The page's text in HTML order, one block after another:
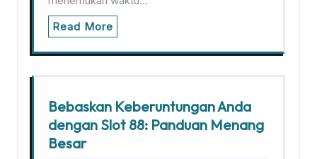
Read More
Bebaskan Keberuntungan Anda
dengan Slot 88: Panduan Menang
Besar